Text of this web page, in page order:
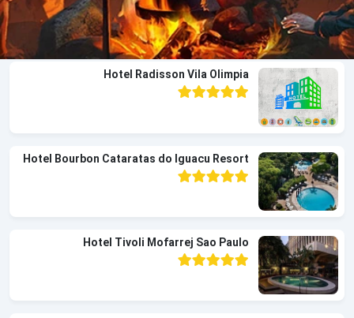
Hotel Radisson Vila Olimpia
Hotel Bourbon Cataratas do Iguacu Resort
Hotel Tivoli Mofarrej Sao Paulo